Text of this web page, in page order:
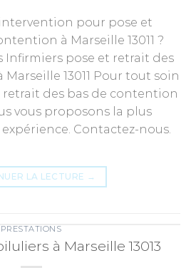
pour pose et
à Marseille 13011 ?
Infirmiers pose et retrait des
13011 Pour tout soin
des bas de contention
vous proposons la plus
Contactez-nous.
LA LECTURE →
PRESTATIONS
à Marseille 13013